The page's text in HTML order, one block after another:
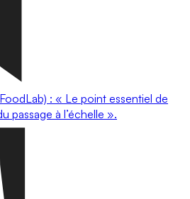
: « Le point essentiel de
passage à l’échelle ».